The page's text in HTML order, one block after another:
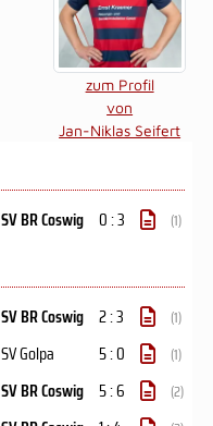
zum Profil
von
Jan-Niklas Seifert
SV BR Coswig 0 : 3 (1)
SV BR Coswig 2 : 3 (1)
SV Golpa 5 : 0 (1)
SV BR Coswig 5 : 6 (2)